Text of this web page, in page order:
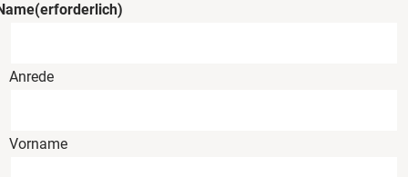
(erforderlich)
Anrede
Vorname